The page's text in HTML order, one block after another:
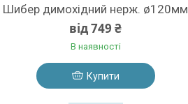
Шибер димохідний нерж. ø120мм
від 749 ₴
В наявності
Купити